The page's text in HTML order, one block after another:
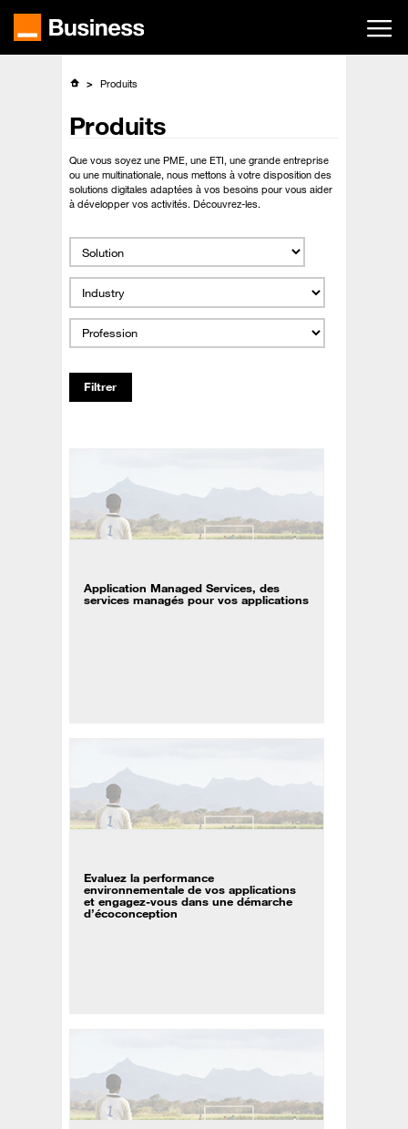
contenu
Produits
Produits
Que vous soyez une PME, une ETI, une grande entreprise
ou une multinationale, nous mettons à votre disposition des
solutions digitales adaptées à vos besoins pour vous aider
à développer vos activités. Découvrez-les.
Application Managed Services, des
services managés pour vos applications
Evaluez la performance
environnementale de vos applications
et engagez-vous dans une démarche
d’écoconception